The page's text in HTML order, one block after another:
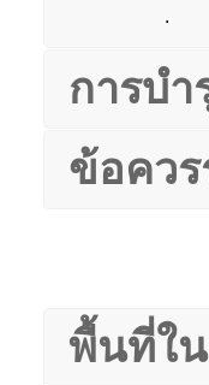
.
การบำ
ข้อควร
พื้นที่ใ